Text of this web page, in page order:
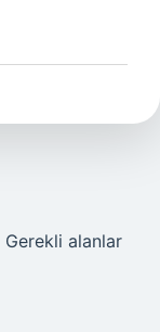
Gerekli alanlar